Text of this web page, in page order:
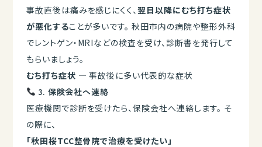
事故直後は痛みを感じにくく、翌日以降にむち打ち症状
が悪化することが多いです。 秋田市内の病院や整形外科
でレントゲン・MRIなどの検査を受け、診断書を発行して
もらいましょう。
むち打ち症状 — 事故後に多い代表的な症状
3. 保険会社へ連絡
医療機関で診断を受けたら、保険会社へ連絡します。 そ
の際に、
「秋田桜TCC整骨院で治療を受けたい」